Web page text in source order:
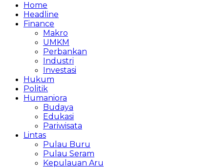
Home
Headline
Finance
Makro
UMKM
Perbankan
Industri
Investasi
Hukum
Politik
Humaniora
Budaya
Edukasi
Pariwisata
Lintas
Pulau Buru
Pulau Seram
Kepulauan Aru